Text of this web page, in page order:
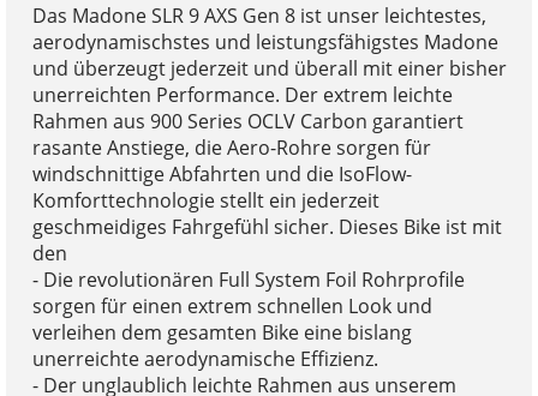
Das Madone SLR 9 AXS Gen 8 ist unser leichtestes,
aerodynamischstes und leistungsfähigstes Madone
und überzeugt jederzeit und überall mit einer bisher
unerreichten Performance. Der extrem leichte
Rahmen aus 900 Series OCLV Carbon garantiert
rasante Anstiege, die Aero-Rohre sorgen für
windschnittige Abfahrten und die IsoFlow-
Komforttechnologie stellt ein jederzeit
geschmeidiges Fahrgefühl sicher. Dieses Bike ist mit
den
- Die revolutionären Full System Foil Rohrprofile
sorgen für einen extrem schnellen Look und
verleihen dem gesamten Bike eine bislang
unerreichte aerodynamische Effizienz.
- Der unglaublich leichte Rahmen aus unserem